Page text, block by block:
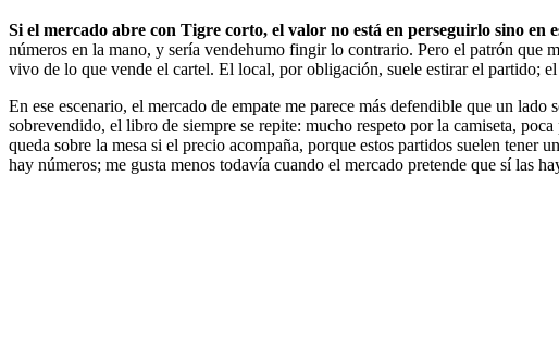
Si el mercado abre con Tigre corto, el valor no está en perseguirlo sino
números en la mano, y sería vendehumo fingir lo contrario. Pero el patrón que
vivo de lo que vende el cartel. El local, por obligación, suele estirar el partido;
En ese escenario, el mercado de empate me parece más defendible que un
sobrevendido, el libro de siempre se repite: mucho respeto por la camiseta,
queda sobre la mesa si el precio acompaña, porque estos partidos suelen
hay números; me gusta menos todavía cuando el mercado pretende que sí las